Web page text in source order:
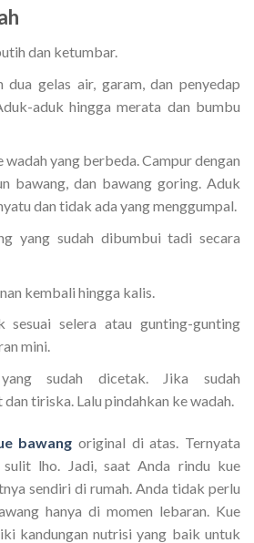
dan ketumbar.
dua gelas air, garam, dan penyedap
aduk hingga merata dan bumbu
yang berbeda. Campur dengan
bawang, dan bawang goring. Aduk
dan tidak ada yang menggumpal.
yang sudah dibumbui tadi secara
kembali hingga kalis.
sesuai selera atau gunting-gunting
mini.
sudah dicetak. Jika sudah
tiriska. Lalu pindahkan ke wadah.
bawang original di atas. Ternyata
lho. Jadi, saat Anda rindu kue
sendiri di rumah. Anda tidak perlu
hanya di momen lebaran. Kue
kandungan nutrisi yang baik untuk